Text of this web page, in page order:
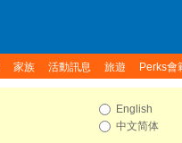
家族 活動訊息 旅遊 Perks會
English
中文简体